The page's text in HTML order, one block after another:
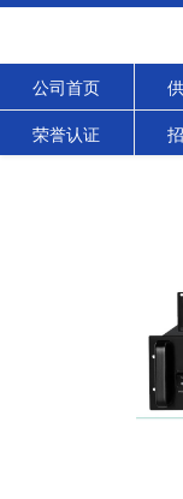
公司首页
荣誉认证